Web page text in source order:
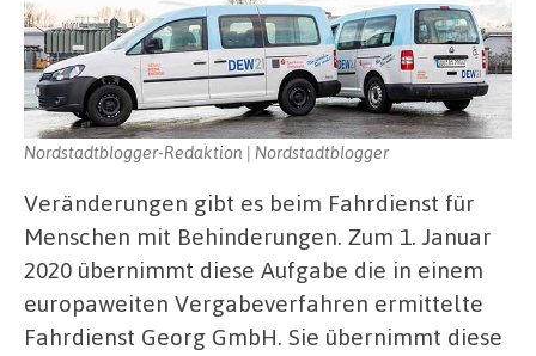
Nordstadtblogger-Redaktion | Nordstadtblogger
Veränderungen gibt es beim Fahrdienst für
Menschen mit Behinderungen. Zum 1. Januar
2020 übernimmt diese Aufgabe die in einem
europaweiten Vergabeverfahren ermittelte
Fahrdienst Georg GmbH. Sie übernimmt diese